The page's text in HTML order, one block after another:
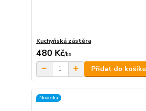
Kuchyňská zástěra
480 Kč/ks
Přidat do košíku
Novinka